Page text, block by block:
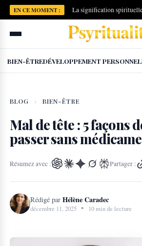
EN CE MOMENT :
La signification
connaître
BIEN-ÊTREDÉVELOPPEMENT PERSONNEL
BLOG › BIEN-ÊTRE
Mal de tête : 5 façons
passer sans
Résumez avec : Partager :
Rédigé par Hélène Caradec
décembre 11, 2025 • 10 min de lecture